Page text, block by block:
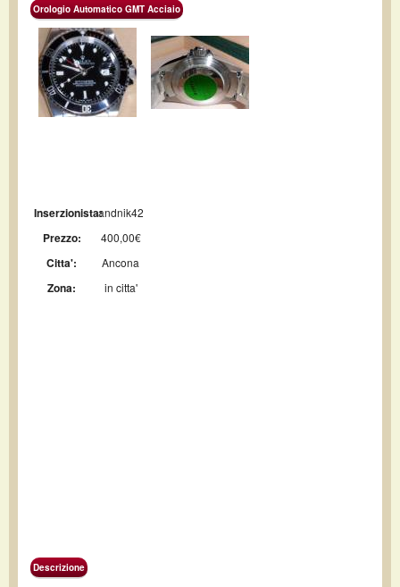
Orologio Automatico GMT Acciaio
Inserzionista:andnik42
Prezzo: 400,00€
Citta': Ancona
Zona: in citta'
Descrizione